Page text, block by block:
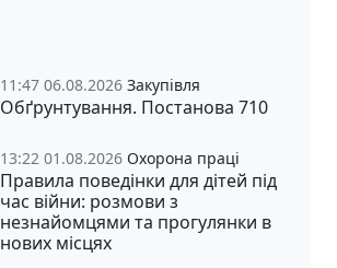
11:47 06.08.2026 Закупівля
Обґрунтування. Постанова 710
13:22 01.08.2026 Охорона праці
Правила поведінки для дітей під
час війни: розмови з
незнайомцями та прогулянки в
нових місцях